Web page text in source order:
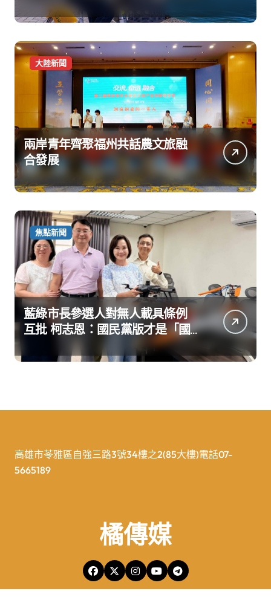
大陸新聞
兩岸青年齊聚福州共話農文旅融
合發展
焦點新聞
藍綠市長參選人對無人載具條例
互批 柯志恩：國民黨版才是「國
防+產業」務實版
高雄市苓雅區自強三路3號34樓之2(85大樓)電話07-
5665189
橘傳媒